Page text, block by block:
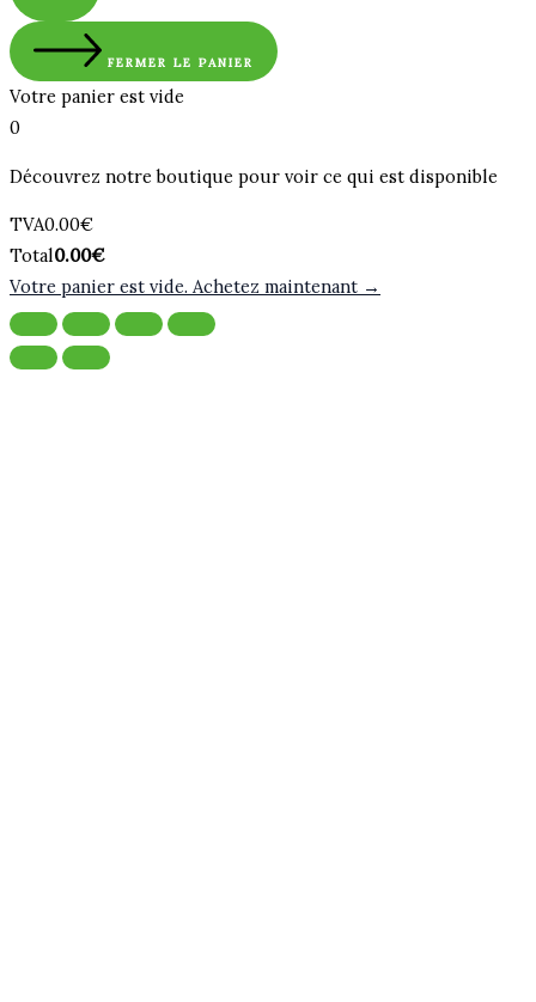
FERMER LE PANIER
Votre panier est vide
0
Découvrez notre boutique pour voir ce qui est disponible
Montant
de
la
taxe:
TVA0.00€
Total
du
panier:
Total0.00€
Votre panier est vide. Achetez maintenant →